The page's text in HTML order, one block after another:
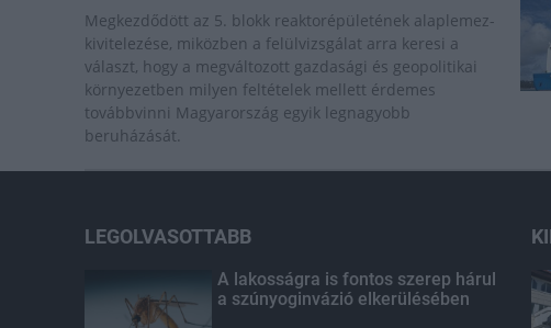
Megkezdődött az 5. blokk reaktorépületének alaplemez-
kivitelezése, miközben a felülvizsgálat arra keresi a
választ, hogy a megváltozott gazdasági és geopolitikai
környezetben milyen feltételek mellett érdemes
továbbvinni Magyarország egyik legnagyobb
beruházását.
LEGOLVASOTTABB
A lakosságra is fontos szerep hárul
a szúnyoginvázió elkerülésében